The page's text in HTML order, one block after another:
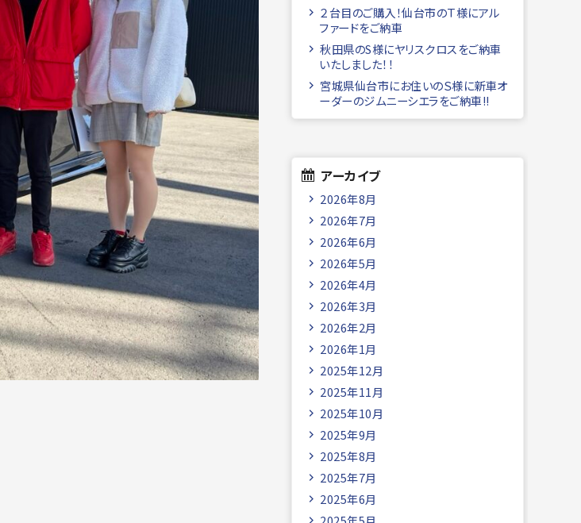
２台目のご購入！仙台市のＴ様にアル
ファードをご納車
秋田県のS様にヤリスクロスをご納車
いたしました！！
宮城県仙台市にお住いのＳ様に新車オ
ーダーのジムニーシエラをご納車!!
アーカイブ
2026年8月
2026年7月
2026年6月
2026年5月
2026年4月
2026年3月
2026年2月
2026年1月
2025年12月
2025年11月
2025年10月
2025年9月
2025年8月
2025年7月
2025年6月